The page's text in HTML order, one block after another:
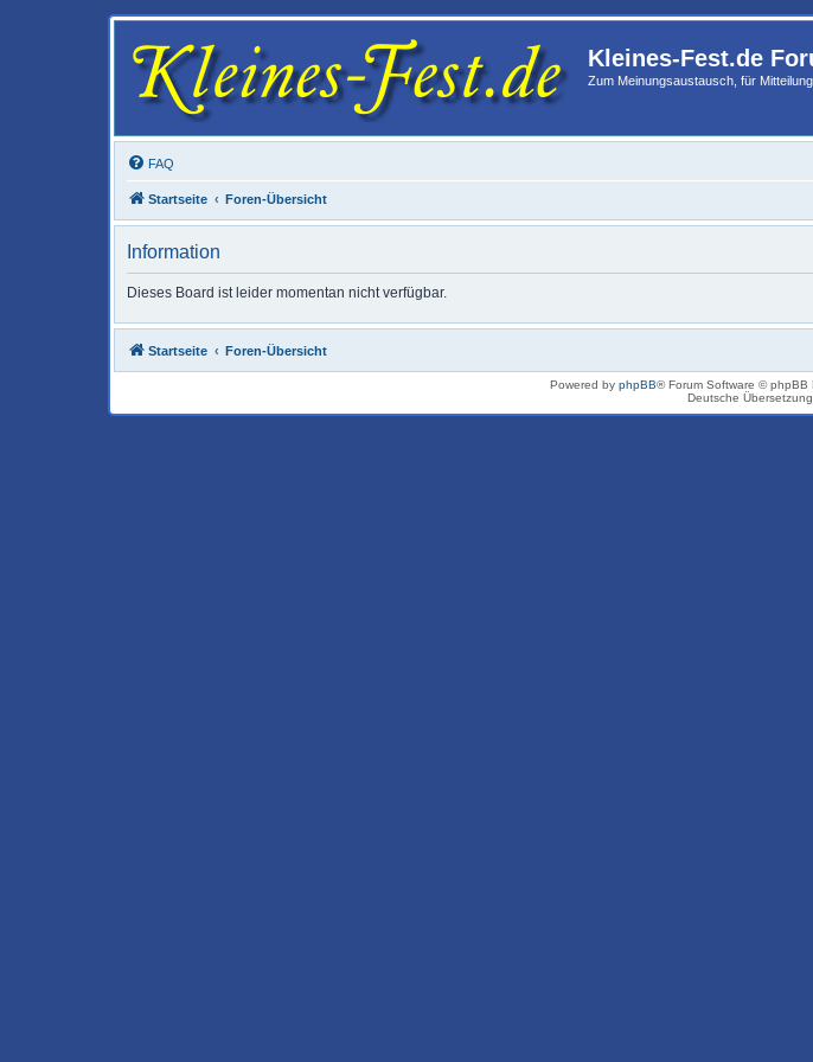
Kleines-Fest.de
Zum Meinungsaustausch, für
FAQ
Startseite Foren-Übersicht
Information
Dieses Board ist leider momentan nicht verfügbar.
Startseite Foren-Übersicht
Powered by phpBB® Forum Software © phpBB
Deutsche